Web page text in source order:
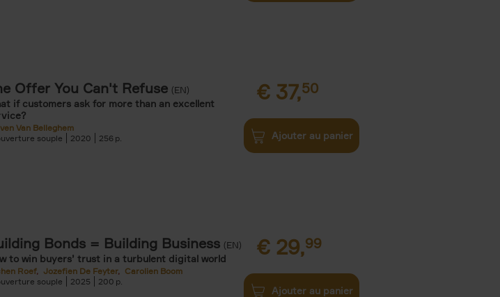
Offer You Can't Refuse (EN)
if customers ask for more than an excellent
Van Belleghem
souple
2020 256
€ 37,50
Ajouter au panier
Bonds = Building Business (EN)
to win buyers’ trust in a turbulent digital world
Roef Jozefien De Feyter
Carolien Boom
souple
2025 200
€ 29,99
Ajouter au panier